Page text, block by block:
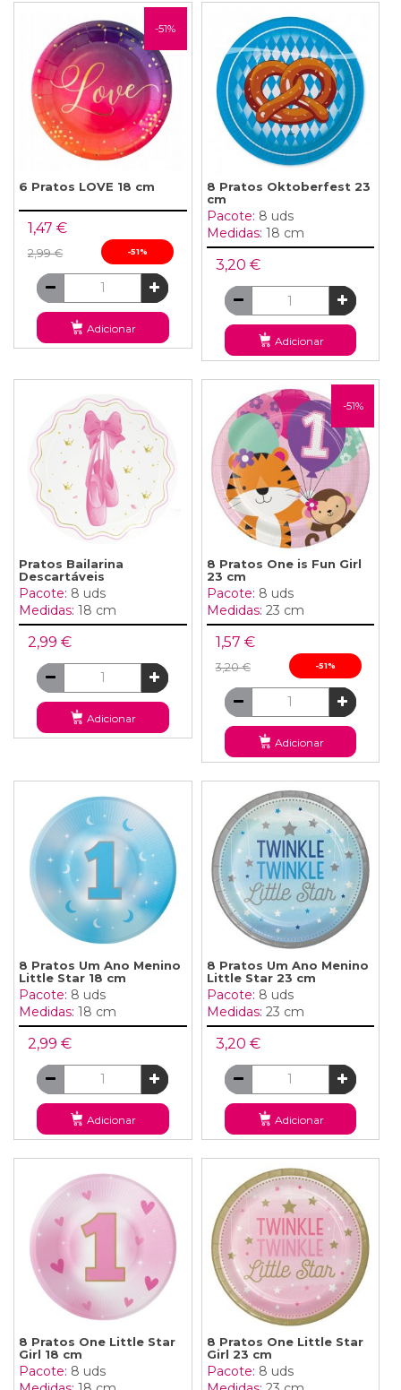
-51%
6 Pratos LOVE 18 cm
1,47 €
2,99 € -51%
Adicionar
8 Pratos Oktoberfest 23
cm
Pacote: 8 uds
Medidas: 18 cm
3,20 €
Adicionar
Pratos Bailarina
Descartáveis
Pacote: 8 uds
Medidas: 18 cm
2,99 €
Adicionar
-51%
8 Pratos One is Fun Girl
23 cm
Pacote: 8 uds
Medidas: 23 cm
1,57 €
3,20 € -51%
Adicionar
8 Pratos Um Ano Menino
Little Star 18 cm
Pacote: 8 uds
Medidas: 18 cm
2,99 €
Adicionar
8 Pratos Um Ano Menino
Little Star 23 cm
Pacote: 8 uds
Medidas: 23 cm
3,20 €
Adicionar
8 Pratos One Little Star
Girl 18 cm
Pacote: 8 uds
8 Pratos One Little Star
Girl 23 cm
Pacote: 8 uds